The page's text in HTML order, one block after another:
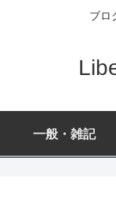
ブロ
一般・雑記